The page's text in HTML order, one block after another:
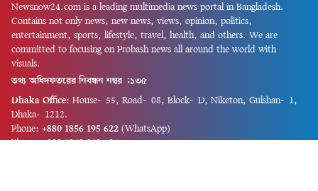
Newsnow24.com is a leading multimedia news portal in Bangladesh.
Contains not only news, new news, views, opinion, politics,
entertainment, sports, lifestyle, travel, health, and others. We are
committed to focusing on Probash news all around the world with
visuals.
তথ্য অধিদফতরের নিবন্ধন নম্বর :১৩৫
Dhaka Office: House-55, Road-08, Block-D, Niketon, Gulshan-1,
Dhaka-1212.
Phone: +880 1856 195 622 (WhatsApp)
Phone: +880 1869 913 486